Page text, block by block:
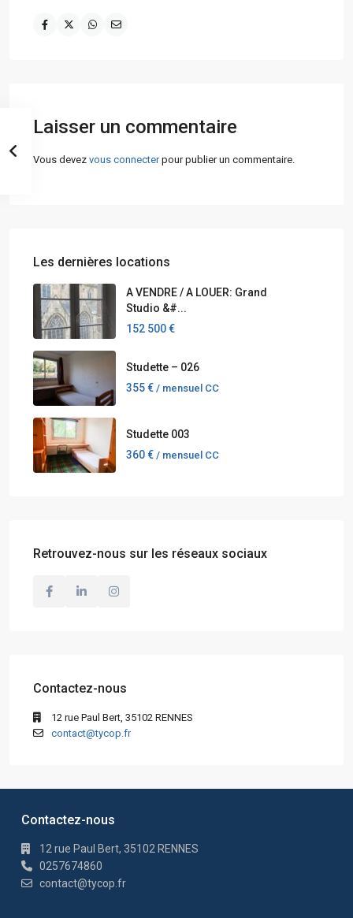
Laisser un commentaire
Vous devez vous connecterpour publier un commentaire.
Les dernières locations
A VENDRE / A LOUER: Grand
Studio &#...
152 500 €
Studette – 026
355 € / mensuel CC
Studette 003
360 € / mensuel CC
Retrouvez-nous sur les réseaux sociaux
Contactez-nous
12 rue Paul Bert, 35102 RENNES
contact@tycop.fr
Contactez-nous
12 rue Paul Bert, 35102 RENNES
0257674860
contact@tycop.fr